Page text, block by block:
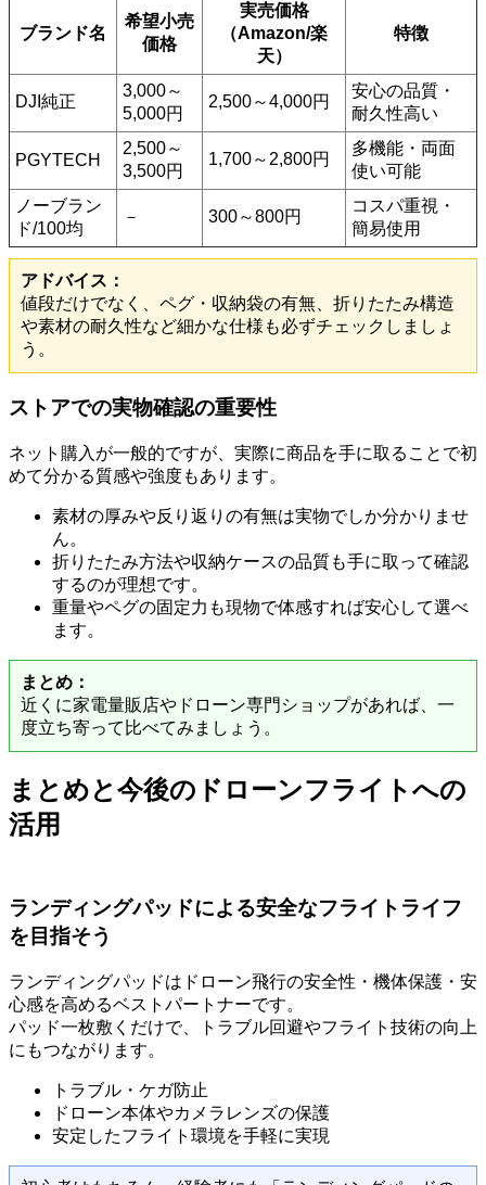
ブランド名
希望小売
価格
実売価格
（Amazon/楽
天）
特徴
DJI純正
3,000～
5,000円
2,500～4,000円
安心の品質・
耐久性高い
PGYTECH
2,500～
3,500円
1,700～2,800円
多機能・両面
使い可能
ノーブラン
ド/100均
－ 300～800円
コスパ重視・
簡易使用
アドバイス：
値段だけでなく、ペグ・収納袋の有無、折りたたみ構造
や素材の耐久性など細かな仕様も必ずチェックしましょ
う。
ストアでの実物確認の重要性
ネット購入が一般的ですが、実際に商品を手に取ることで初
めて分かる質感や強度もあります。
素材の厚みや反り返りの有無は実物でしか分かりませ
ん。
折りたたみ方法や収納ケースの品質も手に取って確認
するのが理想です。
重量やペグの固定力も現物で体感すれば安心して選べ
ます。
まとめ：
近くに家電量販店やドローン専門ショップがあれば、一
度立ち寄って比べてみましょう。
まとめと今後のドローンフライトへの
活用
ランディングパッドによる安全なフライトライフ
を目指そう
ランディングパッドはドローン飛行の安全性・機体保護・安
心感を高めるベストパートナーです。
パッド一枚敷くだけで、トラブル回避やフライト技術の向上
にもつながります。
トラブル・ケガ防止
ドローン本体やカメラレンズの保護
安定したフライト環境を手軽に実現